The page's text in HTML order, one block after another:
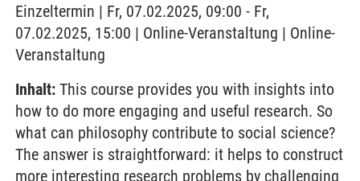
Einzeltermin | Fr, 07.02.2025, 09:00 - Fr,
07.02.2025, 15:00 | Online-Veranstaltung | Online-
Veranstaltung
Inhalt: This course provides you with insights into
how to do more engaging and useful research. So
what can philosophy contribute to social science?
The answer is straightforward: it helps to construct
more interesting research problems by challenging